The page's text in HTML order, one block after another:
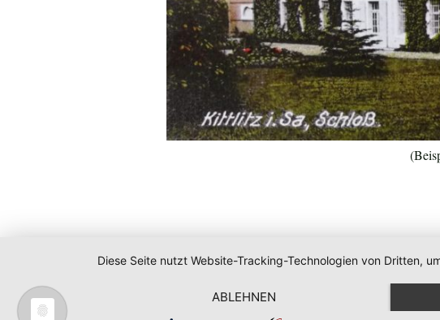
Diese Seite nutzt Website-Tracking-Technologien von Dritten,
ABLEHNEN